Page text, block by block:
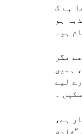
ہے ک
ہو
ہو۔
مگر
ہمیں
لیے
۔
ہے،
“خادم